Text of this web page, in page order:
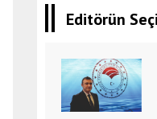
Editörün